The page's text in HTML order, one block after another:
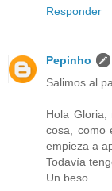
Responder
Pepinho
Salimos al
Hola
cosa, como
empieza a
Todavía
Un beso